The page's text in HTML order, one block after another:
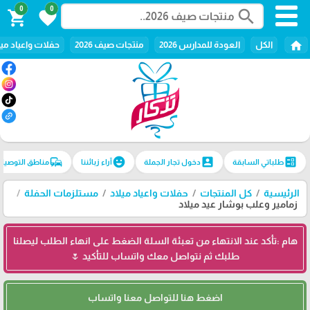
search
0
favorite
0
shopping_cart
home الكل العودة للمدارس 2026 منتجات صيف 2026 حفلات واعياد
ballotطلباتي السابقة account_boxدخول تجار الجملة emoji_emotionsآراء زبائننا commuteمناطق
الرئيسية كل المنتجات حفلات واعياد ميلاد
مستلزمات الحفلة
زمامير وعلب بوشار عيد ميلاد
هام :تأكد عند الانتهاء من تعبئة السلة الضغط على انهاء الطلب ليصلنا
طلبك ثم نتواصل معك واتساب للتأكيد 🌷
اضغط هنا للتواصل معنا واتساب